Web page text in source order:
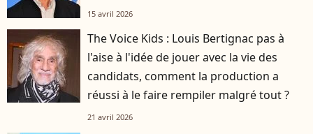
15 avril 2026
The Voice Kids : Louis Bertignac pas à
l'aise à l'idée de jouer avec la vie des
candidats, comment la production a
réussi à le faire rempiler malgré tout ?
21 avril 2026